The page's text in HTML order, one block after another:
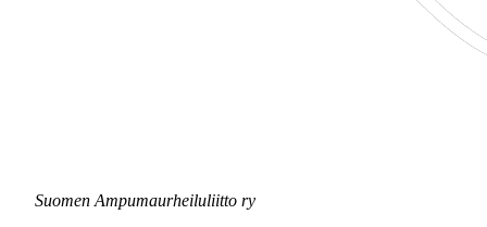
Suomen Ampumaurheiluliitto ry